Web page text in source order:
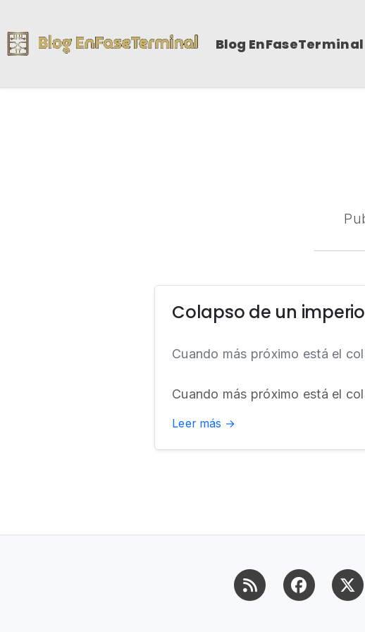
Blog EnFaseTerminal
Colapso de un imperio
Cuando más próximo está el
Cuando más próximo está el
Leer más →
RSS